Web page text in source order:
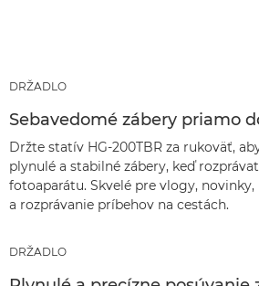
DRŽADLO
Sebavedomé zábery priamo
Držte statív HG-200TBR za rukoväť,
plynulé a stabilné zábery, keď
fotoaparátu. Skvelé pre vlogy, novinky,
a rozprávanie príbehov na cestách.
DRŽADLO